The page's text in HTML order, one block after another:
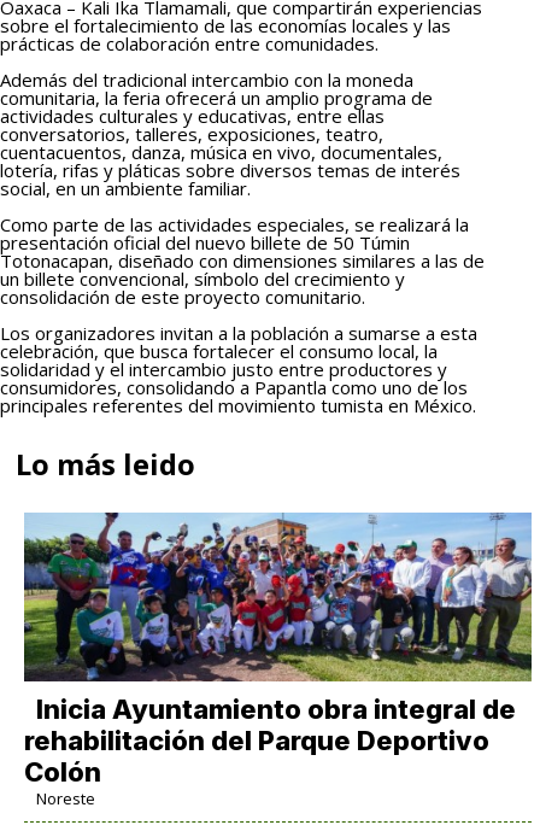
Oaxaca – Kali Ika Tlamamali, que compartirán experiencias
sobre el fortalecimiento de las economías locales y las
prácticas de colaboración entre comunidades.
Además del tradicional intercambio con la moneda
comunitaria, la feria ofrecerá un amplio programa de
actividades culturales y educativas, entre ellas
conversatorios, talleres, exposiciones, teatro,
cuentacuentos, danza, música en vivo, documentales,
lotería, rifas y pláticas sobre diversos temas de interés
social, en un ambiente familiar.
Como parte de las actividades especiales, se realizará la
presentación oficial del nuevo billete de 50 Túmin
Totonacapan, diseñado con dimensiones similares a las de
un billete convencional, símbolo del crecimiento y
consolidación de este proyecto comunitario.
Los organizadores invitan a la población a sumarse a esta
celebración, que busca fortalecer el consumo local, la
solidaridad y el intercambio justo entre productores y
consumidores, consolidando a Papantla como uno de los
principales referentes del movimiento tumista en México.
Lo más leido
Inicia Ayuntamiento obra integral de
rehabilitación del Parque Deportivo
Colón
Noreste